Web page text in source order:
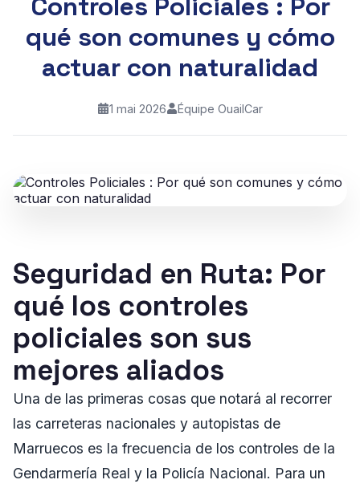
qué son comunes y cómo
actuar con naturalidad
1 mai 2026 Équipe OuailCar
Seguridad en Ruta: Por
qué los controles
policiales son sus
mejores aliados
Una de las primeras cosas que notará al recorrer
las carreteras nacionales y autopistas de
Marruecos es la frecuencia de los controles de la
Gendarmería Real y la Policía Nacional. Para un